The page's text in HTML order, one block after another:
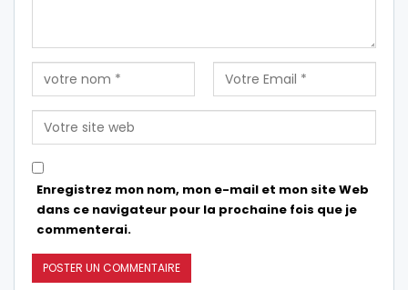
Enregistrez mon nom, mon e-mail et mon site Web
dans ce navigateur pour la prochaine fois que je
commenterai.